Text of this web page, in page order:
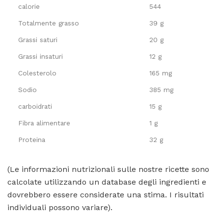
calorie 544
Totalmente grasso 39 g
Grassi saturi 20 g
Grassi insaturi 12 g
Colesterolo 165 mg
Sodio 385 mg
carboidrati 15 g
Fibra alimentare 1 g
Proteina 32 g
(Le informazioni nutrizionali sulle nostre ricette sono
calcolate utilizzando un database degli ingredienti e
dovrebbero essere considerate una stima. I risultati
individuali possono variare).